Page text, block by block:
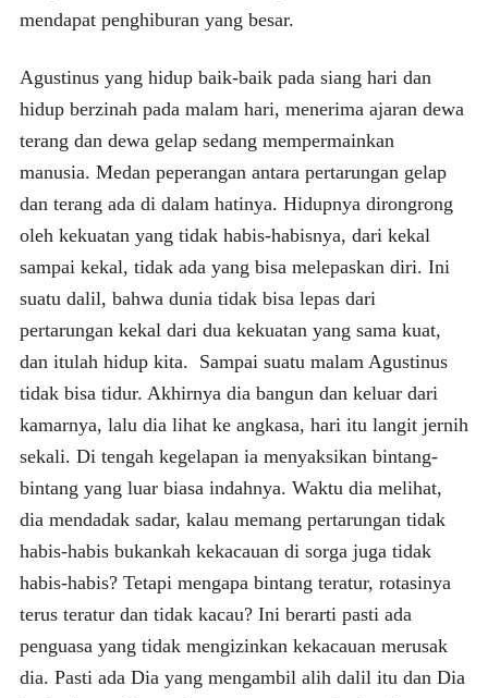
mendapat penghiburan yang besar.
Agustinus yang hidup baik-baik pada siang hari dan
hidup berzinah pada malam hari, menerima ajaran dewa
terang dan dewa gelap sedang mempermainkan
manusia. Medan peperangan antara pertarungan gelap
dan terang ada di dalam hatinya. Hidupnya dirongrong
oleh kekuatan yang tidak habis-habisnya, dari kekal
sampai kekal, tidak ada yang bisa melepaskan diri. Ini
suatu dalil, bahwa dunia tidak bisa lepas dari
pertarungan kekal dari dua kekuatan yang sama kuat,
dan itulah hidup kita. Sampai suatu malam Agustinus
tidak bisa tidur. Akhirnya dia bangun dan keluar dari
kamarnya, lalu dia lihat ke angkasa, hari itu langit jernih
sekali. Di tengah kegelapan ia menyaksikan bintang-
bintang yang luar biasa indahnya. Waktu dia melihat,
dia mendadak sadar, kalau memang pertarungan tidak
habis-habis bukankah kekacauan di sorga juga tidak
habis-habis? Tetapi mengapa bintang teratur, rotasinya
terus teratur dan tidak kacau? Ini berarti pasti ada
penguasa yang tidak mengizinkan kekacauan merusak
dia. Pasti ada Dia yang mengambil alih dalil itu dan Dia